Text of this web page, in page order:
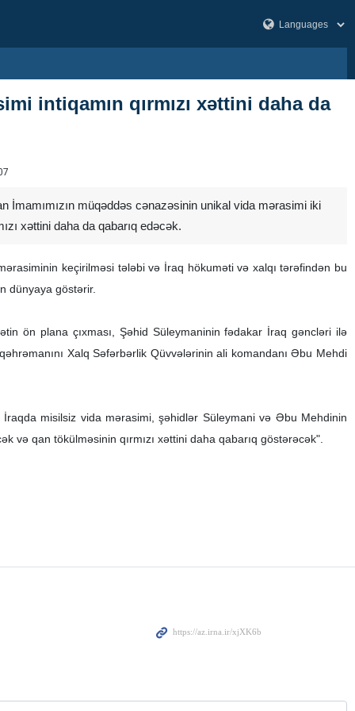
intiqamın qırmızı xəttini daha da
İmamımızın müqəddəs cənazəsinin unikal vida mərasimi iki
xəttini daha da qabarıq edəcək.
keçirilməsi tələbi və İraq hökuməti və xalqı tərəfindən bu
dünyaya göstərir.
ön plana çıxması, Şəhid Süleymaninin fədakar İraq gəncləri ilə
Xalq Səfərbərlik Qüvvələrinin ali komandanı Əbu Mehdi
İraqda misilsiz vida mərasimi, şəhidlər Süleymani və Əbu Mehdinin
və qan tökülməsinin qırmızı xəttini daha qabarıq göstərəcək".